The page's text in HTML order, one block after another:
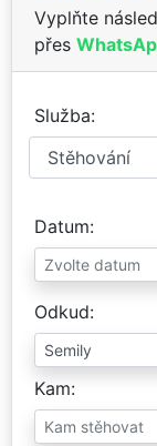
Vyplňte
přes
Služba
Datum
Odkud
Kam